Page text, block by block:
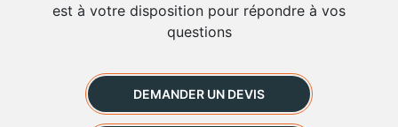
est à votre disposition pour répondre à vos
questions
DEMANDER UN DEVIS